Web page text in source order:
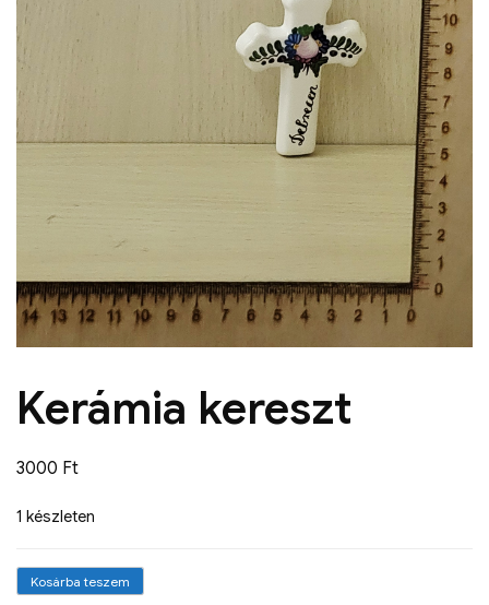
Kerámia kereszt
3000 Ft
1 készleten
Kosárba teszem